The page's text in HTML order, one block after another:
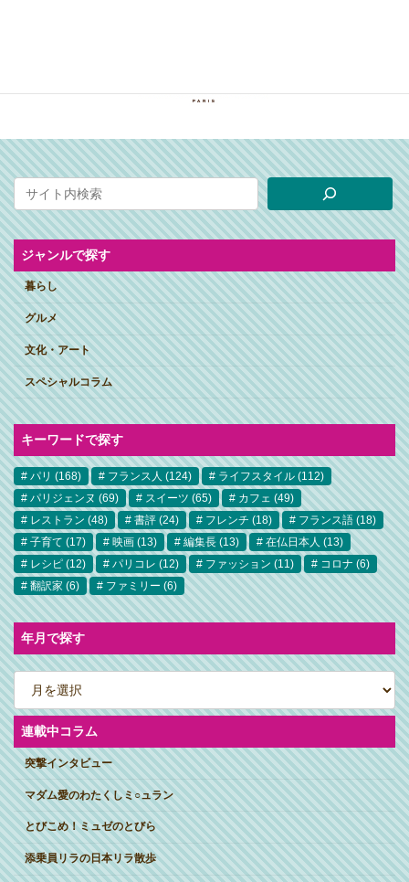
ジャンルで探す
暮らし
グルメ
文化・アート
スペシャルコラム
キーワードで探す
パリ (168) フランス人 (124) ライフスタイル (112)
パリジェンヌ (69) スイーツ (65) カフェ (49)
レストラン (48) 書評 (24) フレンチ (18) フランス語 (18)
子育て (17) 映画 (13) 編集長 (13) 在仏日本人 (13)
レシピ (12) パリコレ (12) ファッション (11) コロナ (6)
翻訳家 (6) ファミリー (6)
年月で探す
ア
ー
カ
イ
ブ連載中コラム
突撃インタビュー
マダム愛のわたくしミ○ュラン
とびこめ！ミュゼのとびら
添乗員リラの日本リラ散歩